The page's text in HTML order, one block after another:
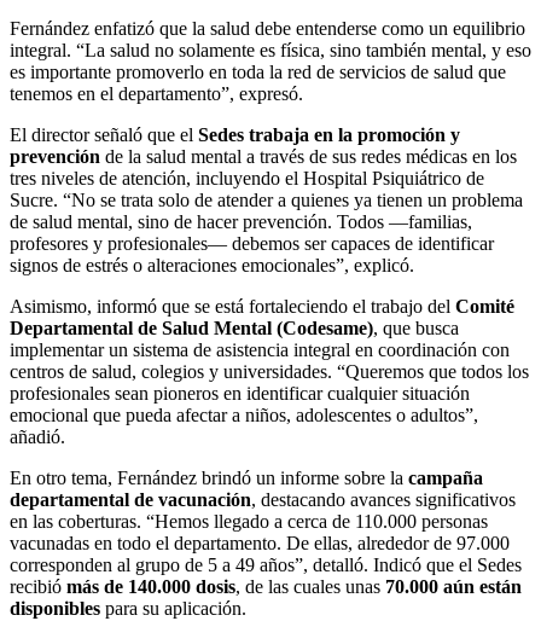
Fernández enfatizó que la salud debe entenderse como un equilibrio
integral. “La salud no solamente es física, sino también mental, y eso
es importante promoverlo en toda la red de servicios de salud que
tenemos en el departamento”, expresó.
El director señaló que el Sedes trabaja en la promoción y
prevención de la salud mental a través de sus redes médicas en los
tres niveles de atención, incluyendo el Hospital Psiquiátrico de
Sucre. “No se trata solo de atender a quienes ya tienen un problema
de salud mental, sino de hacer prevención. Todos —familias,
profesores y profesionales— debemos ser capaces de identificar
signos de estrés o alteraciones emocionales”, explicó.
Asimismo, informó que se está fortaleciendo el trabajo del Comité
Departamental de Salud Mental (Codesame), que busca
implementar un sistema de asistencia integral en coordinación con
centros de salud, colegios y universidades. “Queremos que todos los
profesionales sean pioneros en identificar cualquier situación
emocional que pueda afectar a niños, adolescentes o adultos”,
añadió.
En otro tema, Fernández brindó un informe sobre la campaña
departamental de vacunación, destacando avances significativos
en las coberturas. “Hemos llegado a cerca de 110.000 personas
vacunadas en todo el departamento. De ellas, alrededor de 97.000
corresponden al grupo de 5 a 49 años”, detalló. Indicó que el Sedes
recibió más de 140.000 dosis, de las cuales unas 70.000 aún están
disponibles para su aplicación.